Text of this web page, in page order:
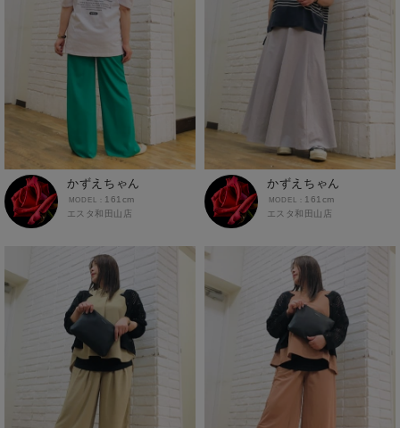
かずえちゃん
エスタ和田山店
161cm
かずえちゃん
エスタ和田山店
161cm